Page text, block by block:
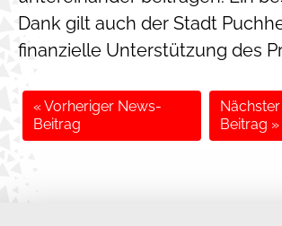
Dank gilt auch der Stadt
finanzielle Unterstützung des
« Vorheriger News-
Beitrag
Beitrag »